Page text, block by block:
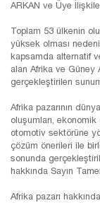
ARKAN ve Üye
Toplam 53 ülkenin
yüksek olması
kapsamda alternatif
alan Afrika ve Güney
gerçekleştirilen
Afrika pazarının
oluşumları, ekonomik
otomotiv sektörüne
çözüm önerileri ile
sonunda
hakkında Sayın
Afrika pazarı